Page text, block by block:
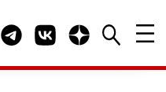
Telegram канал HELLO
Группа HELLO
Канал HELLO в